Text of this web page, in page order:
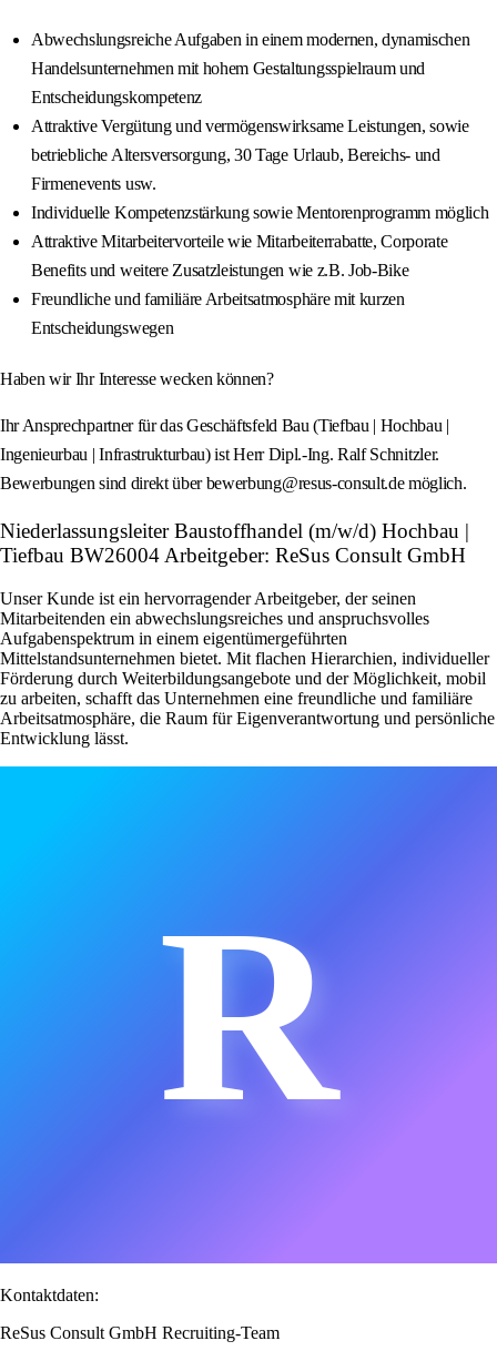
Abwechslungsreiche Aufgaben in einem modernen, dynamischen
Handelsunternehmen mit hohem Gestaltungsspielraum und
Entscheidungskompetenz
Attraktive Vergütung und vermögenswirksame Leistungen, sowie
betriebliche Altersversorgung, 30 Tage Urlaub, Bereichs- und
Firmenevents usw.
Individuelle Kompetenzstärkung sowie Mentorenprogramm möglich
Attraktive Mitarbeitervorteile wie Mitarbeiterrabatte, Corporate
Benefits und weitere Zusatzleistungen wie z.B. Job-Bike
Freundliche und familiäre Arbeitsatmosphäre mit kurzen
Entscheidungswegen
Haben wir Ihr Interesse wecken können?
Ihr Ansprechpartner für das Geschäftsfeld Bau (Tiefbau | Hochbau |
Ingenieurbau | Infrastrukturbau) ist Herr Dipl.-Ing. Ralf Schnitzler.
Bewerbungen sind direkt über bewerbung@resus-consult.de möglich.
Niederlassungsleiter Baustoffhandel (m/w/d) Hochbau |
Tiefbau BW26004 Arbeitgeber: ReSus Consult GmbH
Unser Kunde ist ein hervorragender Arbeitgeber, der seinen
Mitarbeitenden ein abwechslungsreiches und anspruchsvolles
Aufgabenspektrum in einem eigentümergeführten
Mittelstandsunternehmen bietet. Mit flachen Hierarchien, individueller
Förderung durch Weiterbildungsangebote und der Möglichkeit, mobil
zu arbeiten, schafft das Unternehmen eine freundliche und familiäre
Arbeitsatmosphäre, die Raum für Eigenverantwortung und persönliche
Entwicklung lässt.
R
Kontaktdaten:
ReSus Consult GmbH Recruiting-Team